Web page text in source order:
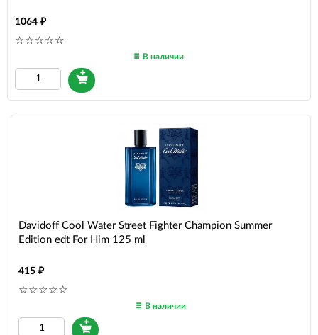
1064
В наличии
Davidoff Cool Water Street Fighter Champion Summer
Edition edt For Him 125 ml
415
В наличии